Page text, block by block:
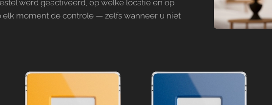
werd geactiveerd, op welke locatie en op
elk moment de controle — zelfs wanneer u niet